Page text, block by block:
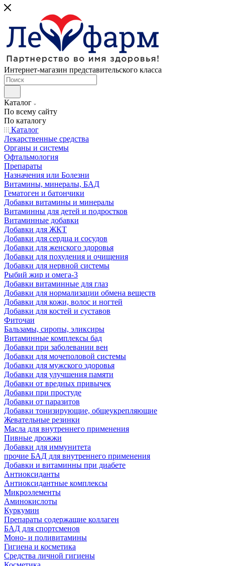
Интернет-магазин представительского класса
Каталог
По всему сайту
По каталогу
Каталог
Лекарственные средства
Органы и системы
Офтальмология
Препараты
Назначения или Болезни
Витамины, минералы, БАД
Гематоген и батончики
Добавки витамины и минералы
Витаминны для детей и подростков
Витаминные добавки
Добавки для ЖКТ
Добавки для сердца и сосудов
Добавки для женского здоровья
Добавки для похудения и очищения
Добавки для нервной системы
Рыбий жир и омега-3
Добавки витаминные для глаз
Добавки для нормализации обмена веществ
Добавки для кожи, волос и ногтей
Добавки для костей и суставов
Фиточаи
Бальзамы, сиропы, эликсиры
Витаминные комплексы бад
Добавки при заболевании вен
Добавки для мочеполовой системы
Добавки для мужского здоровья
Добавки для улучшения памяти
Добавки от вредных привычек
Добавки при простуде
Добавки от паразитов
Добавки тонизирующие, общеукрепляющие
Жевательные резинки
Масла для внутреннего применения
Пивные дрожжи
Добавки для иммунитета
прочие БАД для внутреннего применения
Добавки и витаминны при диабете
Антиоксиданты
Антиоксидантные комплексы
Микроэлементы
Аминокислоты
Куркумин
Препараты содержащие коллаген
БАД для спортсменов
Моно- и поливитамины
Гигиена и косметика
Средства личной гигиены